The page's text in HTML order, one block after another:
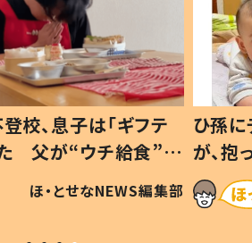
校、息子は「ギフテ
た 父が“ウチ給食”を
理由とは #令和の親
ほ・とせなNEWS編集部
ひ孫
が、
「涙が
い」